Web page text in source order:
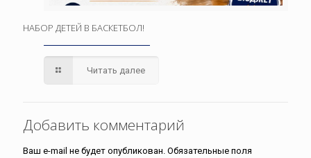
НАБОР ДЕТЕЙ В БАСКЕТБОЛ!
Читать далее
Добавить комментарий
Ваш e-mail не будет опубликован. Обязательные поля